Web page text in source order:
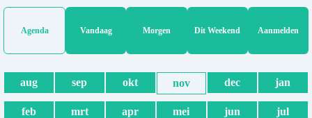
Agenda Vandaag Morgen Dit Weekend Aanmelden
aug sep okt nov dec jan
feb mrt apr mei jun jul